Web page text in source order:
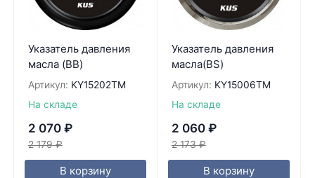
Указатель давления
масла (BB)
Артикул: KY15202TM
На складе
2 070 ₽
2 179 ₽
В корзину
Указатель давления
масла(BS)
Артикул: KY15006TM
На складе
2 060 ₽
2 173 ₽
В корзину